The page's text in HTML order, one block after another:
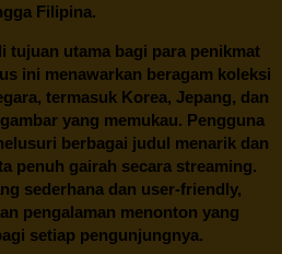
Filipina.
tujuan utama bagi para penikmat
ini menawarkan beragam koleksi
termasuk Korea, Jepang, dan
yang memukau. Pengguna
berbagai judul menarik dan
penuh gairah secara streaming.
sederhana dan user-friendly,
pengalaman menonton yang
setiap pengunjungnya.